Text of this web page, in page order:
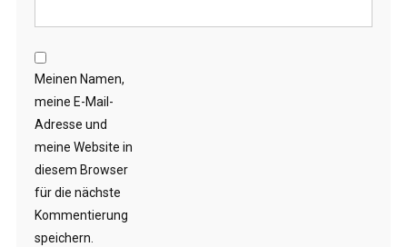
Meinen Namen,
meine E-Mail-
Adresse und
meine Website in
diesem Browser
für die nächste
Kommentierung
speichern.